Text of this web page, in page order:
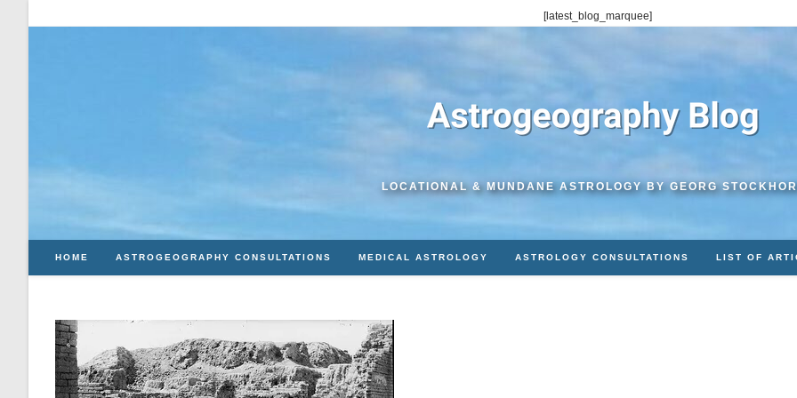
[latest_blog_marquee]
LOCATIONAL & MUNDANE ASTROLOGY BY GEORG
HOME ASTROGEOGRAPHY CONSULTATIONS MEDICAL ASTROLOGY ASTROLOGY CONSULTATIONS LIST OF